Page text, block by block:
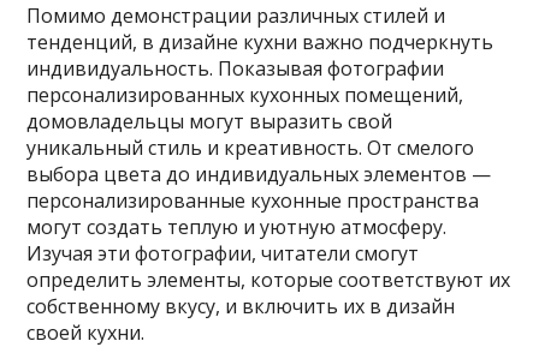
Помимо демонстрации различных стилей и
тенденций, в дизайне кухни важно подчеркнуть
индивидуальность. Показывая фотографии
персонализированных кухонных помещений,
домовладельцы могут выразить свой
уникальный стиль и креативность. От смелого
выбора цвета до индивидуальных элементов —
персонализированные кухонные пространства
могут создать теплую и уютную атмосферу.
Изучая эти фотографии, читатели смогут
определить элементы, которые соответствуют их
собственному вкусу, и включить их в дизайн
своей кухни.